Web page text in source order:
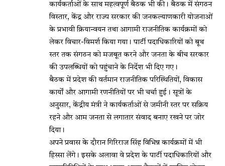
कार्यकर्ताओं के साथ महत्वपूर्ण बैठक भी की। बैठक में संगठन
विस्तार, केंद्र और राज्य सरकार की जनकल्याणकारी योजनाओं
के प्रभावी क्रियान्वयन तथा आगामी राजनीतिक कार्यक्रमों को
लेकर विचार-विमर्श किया गया। पार्टी पदाधिकारियों को बूथ
स्तर तक संगठन को मजबूत करने और जनता के बीच सरकार
की उपलब्धियों को पहुंचाने के निर्देश भी दिए गए।
बैठक में प्रदेश की वर्तमान राजनीतिक परिस्थितियों, विकास
कार्यों और आगामी रणनीतियों पर भी चर्चा हुई। सूत्रों के
अनुसार, केंद्रीय मंत्री ने कार्यकर्ताओं से जमीनी स्तर पर सक्रिय
रहने और आम जनता से लगातार संवाद बनाए रखने पर जोर
दिया।
अपने प्रवास के दौरान गिरिराज सिंह विभिन्न कार्यक्रमों में भी
हिस्सा लेंगे। इसके अलावा वे प्रदेश के पार्टी पदाधिकारियों और